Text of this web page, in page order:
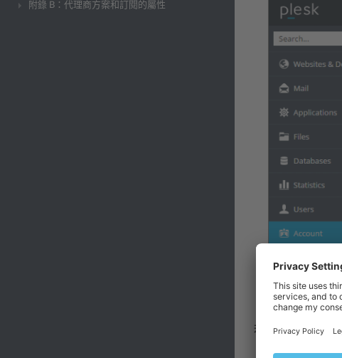
附錄 B：代理商方案和訂閱的屬性
若要更改通過 FTP
請轉到網站與